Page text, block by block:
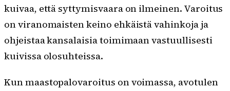
kuivaa, että syttymisvaara on ilmeinen. Varoitus
on viranomaisten keino ehkäistä vahinkoja ja
ohjeistaa kansalaisia toimimaan vastuullisesti
kuivissa olosuhteissa.
Kun maastopalovaroitus on voimassa, avotulen